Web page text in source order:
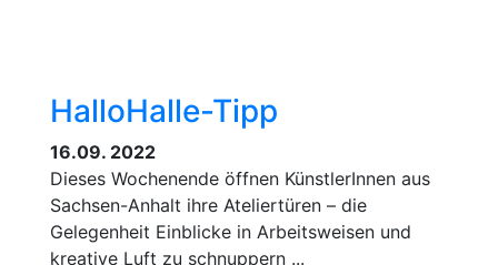
HalloHalle-Tipp
16.09. 2022
Dieses Wochenende öffnen KünstlerInnen aus
Sachsen-Anhalt ihre Ateliertüren – die
Gelegenheit Einblicke in Arbeitsweisen und
kreative Luft zu schnuppern ...